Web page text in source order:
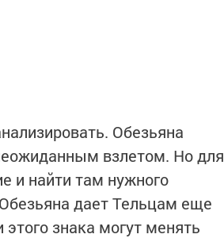
Обезьяна
взлетом. Но для
и найти там нужного
дает Тельцам еще
знака могут менять